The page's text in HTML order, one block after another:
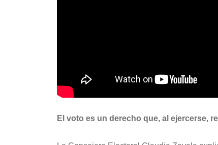
El voto es un derecho que, al ejercerse,